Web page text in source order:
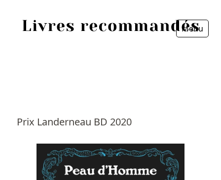
Menu
Prix Landerneau BD 2020
Livres
Fermer